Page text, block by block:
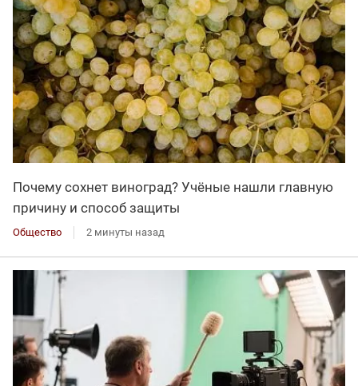
Почему сохнет виноград? Учёные нашли главную
причину и способ защиты
Общество 2 минуты назад